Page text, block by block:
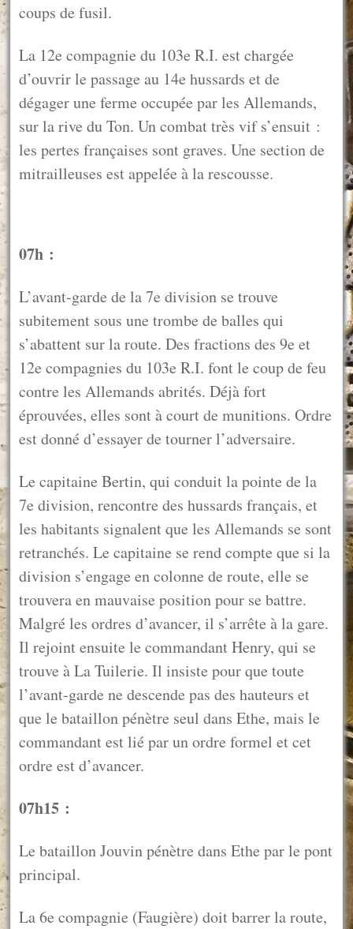
coups de fusil.
La 12e compagnie du 103e R.I. est chargée
d’ouvrir le passage au 14e hussards et de
dégager une ferme occupée par les Allemands,
sur la rive du Ton. Un combat très vif s’ensuit :
les pertes françaises sont graves. Une section de
mitrailleuses est appelée à la rescousse.
07h :
L’avant-garde de la 7e division se trouve
subitement sous une trombe de balles qui
s’abattent sur la route. Des fractions des 9e et
12e compagnies du 103e R.I. font le coup de feu
contre les Allemands abrités. Déjà fort
éprouvées, elles sont à court de munitions. Ordre
est donné d’essayer de tourner l’adversaire.
Le capitaine Bertin, qui conduit la pointe de la
7e division, rencontre des hussards français, et
les habitants signalent que les Allemands se sont
retranchés. Le capitaine se rend compte que si la
division s’engage en colonne de route, elle se
trouvera en mauvaise position pour se battre.
Malgré les ordres d’avancer, il s’arrête à la gare.
Il rejoint ensuite le commandant Henry, qui se
trouve à La Tuilerie. Il insiste pour que toute
l’avant-garde ne descende pas des hauteurs et
que le bataillon pénètre seul dans Ethe, mais le
commandant est lié par un ordre formel et cet
ordre est d’avancer.
07h15 :
Le bataillon Jouvin pénètre dans Ethe par le pont
principal.
La 6e compagnie (Faugière) doit barrer la route,